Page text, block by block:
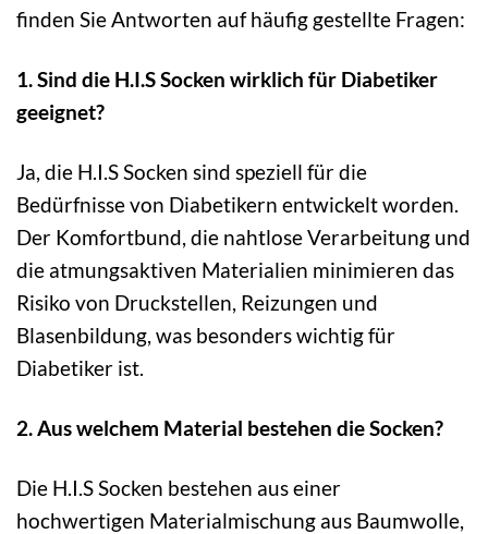
finden Sie Antworten auf häufig gestellte Fragen:
1. Sind die H.I.S Socken wirklich für Diabetiker
geeignet?
Ja, die H.I.S Socken sind speziell für die
Bedürfnisse von Diabetikern entwickelt worden.
Der Komfortbund, die nahtlose Verarbeitung und
die atmungsaktiven Materialien minimieren das
Risiko von Druckstellen, Reizungen und
Blasenbildung, was besonders wichtig für
Diabetiker ist.
2. Aus welchem Material bestehen die Socken?
Die H.I.S Socken bestehen aus einer
hochwertigen Materialmischung aus Baumwolle,